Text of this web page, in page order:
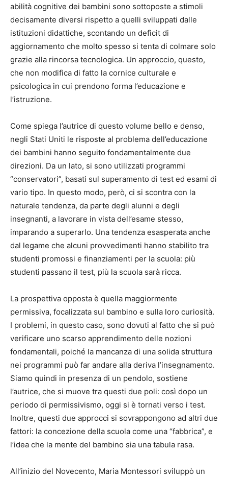
abilità cognitive dei bambini sono sottoposte a stimoli
decisamente diversi rispetto a quelli sviluppati dalle
istituzioni didattiche, scontando un deficit di
aggiornamento che molto spesso si tenta di colmare solo
grazie alla rincorsa tecnologica. Un approccio, questo,
che non modifica di fatto la cornice culturale e
psicologica in cui prendono forma l’educazione e
l’istruzione.
Come spiega l’autrice di questo volume bello e denso,
negli Stati Uniti le risposte al problema dell’educazione
dei bambini hanno seguito fondamentalmente due
direzioni. Da un lato, si sono utilizzati programmi
“conservatori”, basati sul superamento di test ed esami di
vario tipo. In questo modo, però, ci si scontra con la
naturale tendenza, da parte degli alunni e degli
insegnanti, a lavorare in vista dell’esame stesso,
imparando a superarlo. Una tendenza esasperata anche
dal legame che alcuni provvedimenti hanno stabilito tra
studenti promossi e finanziamenti per la scuola: più
studenti passano il test, più la scuola sarà ricca.
La prospettiva opposta è quella maggiormente
permissiva, focalizzata sul bambino e sulla loro curiosità.
I problemi, in questo caso, sono dovuti al fatto che si può
verificare uno scarso apprendimento delle nozioni
fondamentali, poiché la mancanza di una solida struttura
nei programmi può far andare alla deriva l’insegnamento.
Siamo quindi in presenza di un pendolo, sostiene
l’autrice, che si muove tra questi due poli: così dopo un
periodo di permissivismo, oggi si è tornati verso i test.
Inoltre, questi due approcci si sovrappongono ad altri due
fattori: la concezione della scuola come una “fabbrica”, e
l’idea che la mente del bambino sia una tabula rasa.
All’inizio del Novecento, Maria Montessori sviluppò un